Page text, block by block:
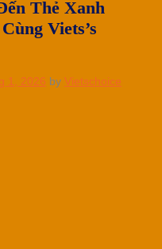
Thẻ Xanh
Viets’s
1, 2026 by Vietschoice